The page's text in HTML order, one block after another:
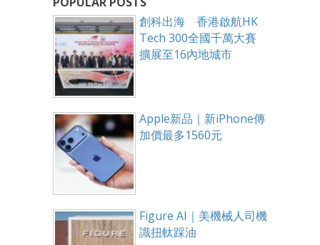
創科出海 香港啟航HK
Tech 300全國千萬大賽
擴展至16內地城市
Apple新品｜新iPhone傳
加價最多1560元
Figure AI｜美機械人司機
識扭軚踩油